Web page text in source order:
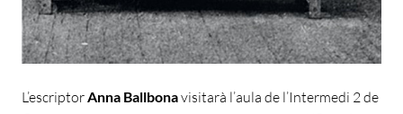
L’escriptorAnna Ballbonavisitarà l’aula de l’Intermedi 2 de